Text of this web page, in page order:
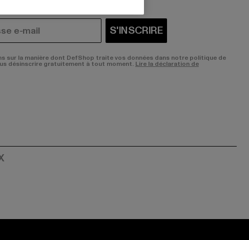
S'INSCRIRE
sur la manière dont DefShop traite vos données dans notre politique de
désinscrire gratuitement à tout moment. Lire la déclaration de
page:page:
YouTube channel: